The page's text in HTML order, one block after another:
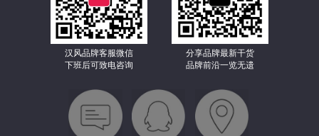
汉风品牌客服微信
下班后可致电咨询
分享品牌最新干货
品牌前沿一览无遗